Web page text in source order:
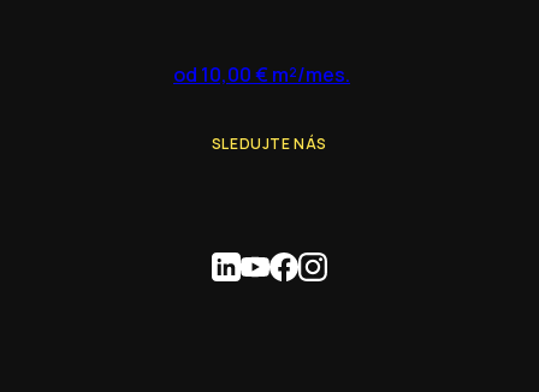
od 10,00 € m²/mes.
SLEDUJTE NÁS